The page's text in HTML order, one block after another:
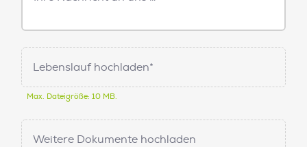
Lebenslauf hochladen*
Max. Dateigröße: 10 MB.
Weitere Dokumente hochladen